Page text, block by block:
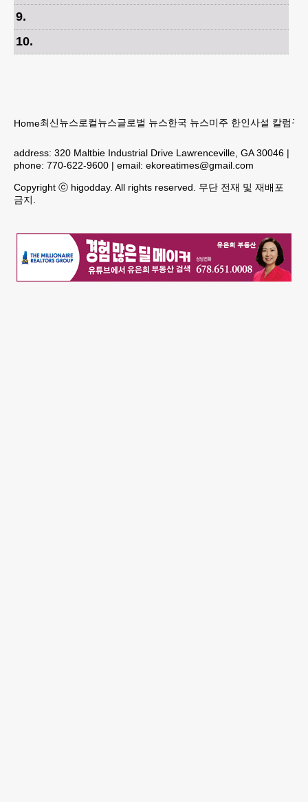
9.
10.
Home최신뉴스로컬뉴스글로벌 뉴스한국 뉴스미주 한인사설 칼럼구
address: 320 Maltbie Industrial Drive Lawrenceville, GA 30046 |
phone: 770-622-9600 | email: ekoreatimes@gmail.com
Copyright ⓒ higodday. All rights reserved. 무단 전재 및 재배포
금지.